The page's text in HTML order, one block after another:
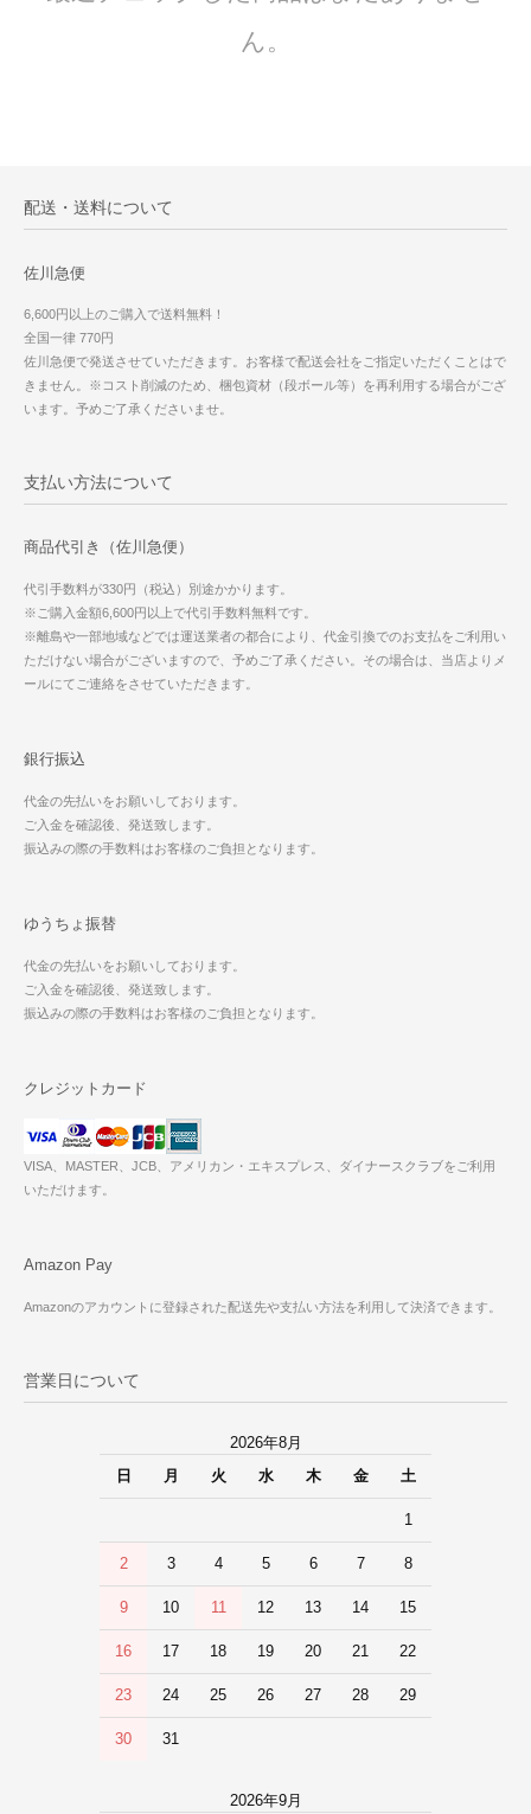
ん。
配送・送料について
佐川急便
6,600円以上のご購入で送料無料！
全国一律 770円
佐川急便で発送させていただきます。お客様で配送会社をご指定いただくことはで
きません。※コスト削減のため、梱包資材（段ボール等）を再利用する場合がござ
います。予めご了承くださいませ。
支払い方法について
商品代引き（佐川急便）
代引手数料が330円（税込）別途かかります。
※ご購入金額6,600円以上で代引手数料無料です。
※離島や一部地域などでは運送業者の都合により、代金引換でのお支払をご利用い
ただけない場合がございますので、予めご了承ください。その場合は、当店よりメ
ールにてご連絡をさせていただきます。
銀行振込
代金の先払いをお願いしております。
ご入金を確認後、発送致します。
振込みの際の手数料はお客様のご負担となります。
ゆうちょ振替
代金の先払いをお願いしております。
ご入金を確認後、発送致します。
振込みの際の手数料はお客様のご負担となります。
クレジットカード
VISA、MASTER、JCB、アメリカン・エキスプレス、ダイナースクラブをご利用
いただけます。
Amazon Pay
Amazonのアカウントに登録された配送先や支払い方法を利用して決済できます。
営業日について
2026年8月
日
月 火 水 木 金 土
1
2 3 4 5 6 7 8
9 10 11 12 13 14 15
16 17 18 19 20 21 22
23 24 25 26 27 28 29
30 31
2026年9月